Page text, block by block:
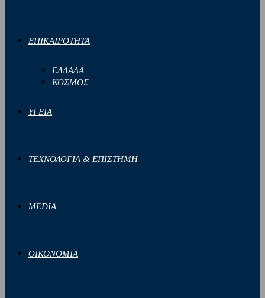
ΕΠΙΚΑΙΡΟΤΗΤΑ
ΕΛΛΑΔΑ
ΚΟΣΜΟΣ
ΥΓΕΙΑ
ΤΕΧΝΟΛΟΓΙΑ & ΕΠΙΣΤΗΜΗ
MEDIA
ΟΙΚΟΝΟΜΙΑ